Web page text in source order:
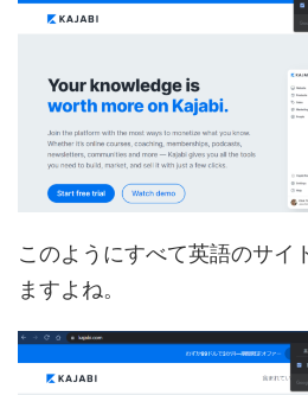
このようにすべて英語のサイ
ますよね。